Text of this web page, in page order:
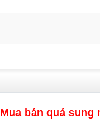
Mua bán quả sung